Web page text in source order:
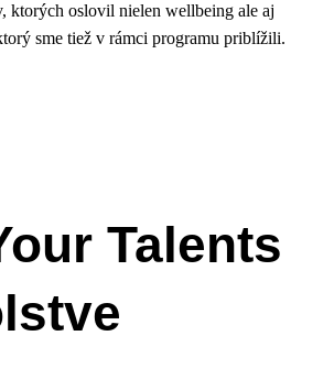
ktorých oslovil nielen wellbeing ale aj
sme tiež v rámci programu priblížili.
Talents